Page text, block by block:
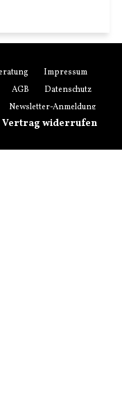
Impressum
AGB
Datenschutz
Newsletter-Anmeldung
Vertrag widerrufen